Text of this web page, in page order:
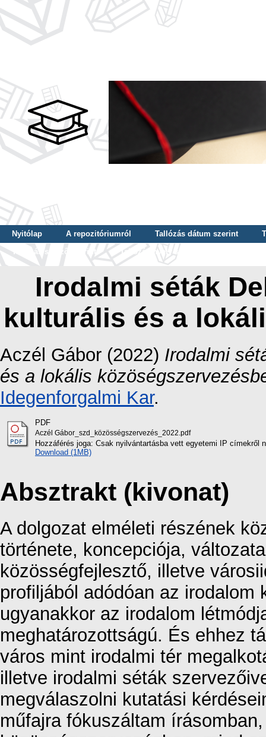
Nyitólap A repozitóriumról Tallózás dátum szerint
Tallózás szerző szerint
Tallózás nyelv szerint
Irodalmi séták
kulturális és a
Aczél Gábor (2022) Irodalmi
és a lokális
Idegenforgalmi Kar.
PDF
Aczél Gábor_szd_közösségszervezés_2022.pdf
Hozzáférés joga: Csak nyilvántartásba vett egyetemi IP címekről
Download (1MB)
Absztrakt (kivonat)
A dolgozat elméleti részének
története, koncepciója,
közösségfejlesztő, illetve
profiljából adódóan az
ugyanakkor az irodalom
meghatározottságú. És ehhez
város mint irodalmi tér
illetve irodalmi séták
megválaszolni kutatási
műfajra fókuszáltam